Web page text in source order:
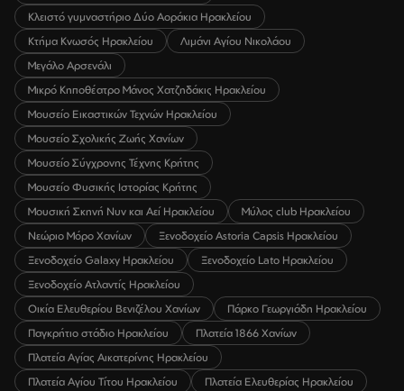
Κλειστό γυμναστήριο Δύο Αοράκια Ηρακλείου
Κτήμα Κνωσός Ηρακλείου
Λιμάνι Αγίου Νικολάου
Μεγάλο Αρσενάλι
Μικρό Κηποθέατρο Μάνος Χατζηδάκις Ηρακλείου
Μουσείο Εικαστικών Τεχνών Ηρακλείου
Μουσείο Σχολικής Ζωής Χανίων
Μουσείο Σύγχρονης Τέχνης Κρήτης
Μουσείο Φυσικής Ιστορίας Κρήτης
Μουσική Σκηνή Νυν και Αεί Ηρακλείου
Μύλος club Ηρακλείου
Νεώριο Μόρο Χανίων
Ξενοδοχείο Astoria Capsis Ηρακλείου
Ξενοδοχείο Galaxy Ηρακλείου
Ξενοδοχείο Lato Ηρακλείου
Ξενοδοχείο Ατλαντίς Ηρακλείου
Οικία Ελευθερίου Βενιζέλου Χανίων
Πάρκο Γεωργιάδη Ηρακλείου
Παγκρήτιο στάδιο Ηρακλείου
Πλατεία 1866 Χανίων
Πλατεία Αγίας Αικατερίνης Ηρακλείου
Πλατεία Αγίου Τίτου Ηρακλείου
Πλατεία Ελευθερίας Ηρακλείου